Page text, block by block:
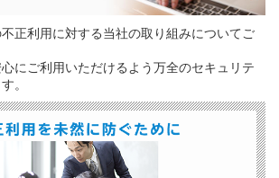
正利用に対する当社の取り組みについてご
にご利用いただけるよう万全のセキュリテ
。